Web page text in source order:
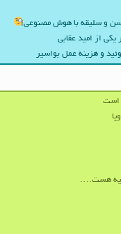
سن و سلیقه با هوش مصنوعی
یکی از امید عقابی
و هزینه عمل بواسیر
است
هست….